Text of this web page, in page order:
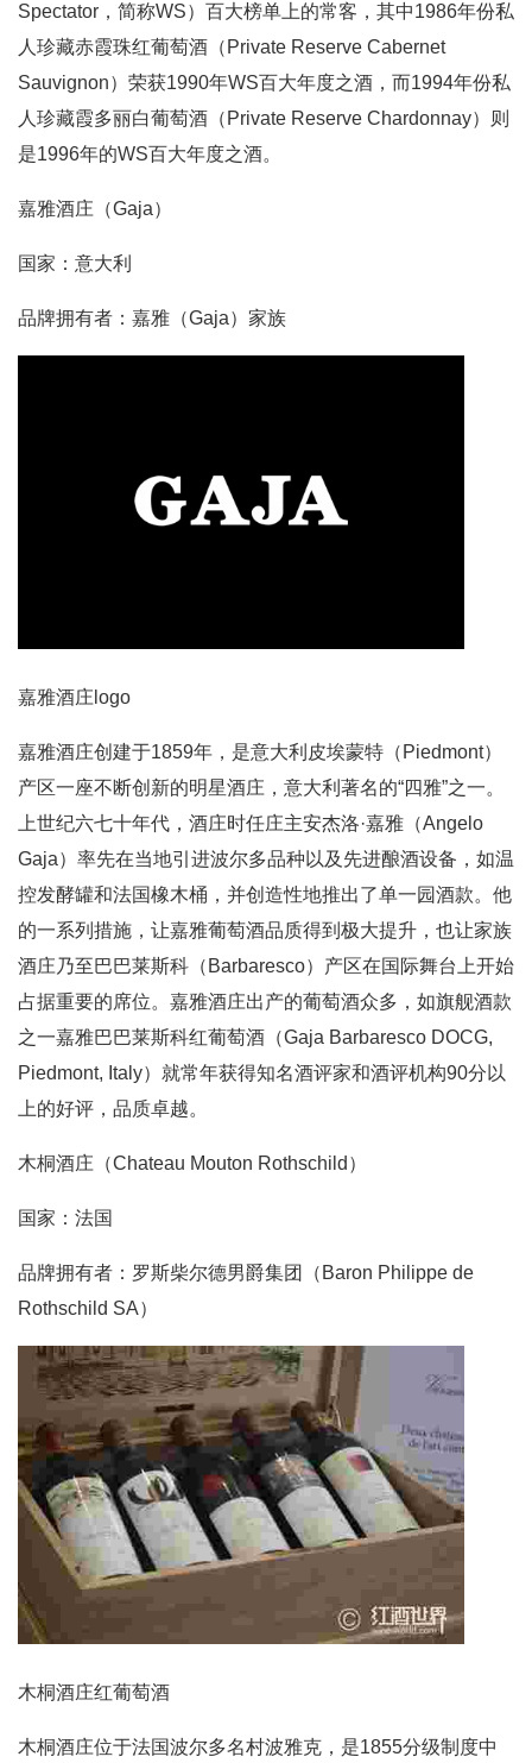
Spectator，简称WS）百大榜单上的常客，其中1986年份私
人珍藏赤霞珠红葡萄酒（Private Reserve Cabernet
Sauvignon）荣获1990年WS百大年度之酒，而1994年份私
人珍藏霞多丽白葡萄酒（Private Reserve Chardonnay）则
是1996年的WS百大年度之酒。
嘉雅酒庄（Gaja）
国家：意大利
品牌拥有者：嘉雅（Gaja）家族
嘉雅酒庄logo
嘉雅酒庄创建于1859年，是意大利皮埃蒙特（Piedmont）
产区一座不断创新的明星酒庄，意大利著名的“四雅”之一。
上世纪六七十年代，酒庄时任庄主安杰洛·嘉雅（Angelo
Gaja）率先在当地引进波尔多品种以及先进酿酒设备，如温
控发酵罐和法国橡木桶，并创造性地推出了单一园酒款。他
的一系列措施，让嘉雅葡萄酒品质得到极大提升，也让家族
酒庄乃至巴巴莱斯科（Barbaresco）产区在国际舞台上开始
占据重要的席位。嘉雅酒庄出产的葡萄酒众多，如旗舰酒款
之一嘉雅巴巴莱斯科红葡萄酒（Gaja Barbaresco DOCG,
Piedmont, Italy）就常年获得知名酒评家和酒评机构90分以
上的好评，品质卓越。
木桐酒庄（Chateau Mouton Rothschild）
国家：法国
品牌拥有者：罗斯柴尔德男爵集团（Baron Philippe de
Rothschild SA）
木桐酒庄红葡萄酒
木桐酒庄位于法国波尔多名村波雅克，是1855分级制度中